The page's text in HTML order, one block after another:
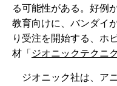
る可能性がある。好例
教育向けに、バンダイ
り受注を開始する、ホ
材「 ジオニックテクニ
ジオニック社は、ア